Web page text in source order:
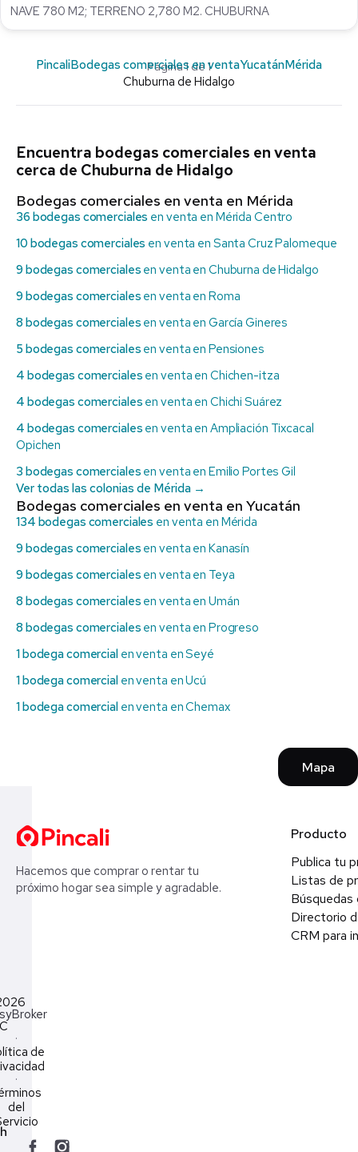
NAVE 780 M2; TERRENO 2,780 M2. CHUBURNA
Página 1 de 1
PincaliBodegas comerciales en ventaYucatánMérida
Chuburna de Hidalgo
Encuentra bodegas comerciales en venta
cerca de Chuburna de Hidalgo
Bodegas comerciales en venta en Mérida
36 bodegas comerciales en venta en Mérida Centro
10 bodegas comerciales en venta en Santa Cruz Palomeque
9 bodegas comerciales en venta en Chuburna de Hidalgo
9 bodegas comerciales en venta en Roma
8 bodegas comerciales en venta en García Gineres
5 bodegas comerciales en venta en Pensiones
4 bodegas comerciales en venta en Chichen-itza
4 bodegas comerciales en venta en Chichi Suárez
4 bodegas comerciales en venta en Ampliación Tixcacal
Opichen
3 bodegas comerciales en venta en Emilio Portes Gil
Ver todas las colonias de Mérida →
Bodegas comerciales en venta en Yucatán
134 bodegas comerciales en venta en Mérida
9 bodegas comerciales en venta en Kanasín
9 bodegas comerciales en venta en Teya
8 bodegas comerciales en venta en Umán
8 bodegas comerciales en venta en Progreso
1 bodega comercialen venta en Seyé
1 bodega comercialen venta en Ucú
1 bodega comercialen venta en Chemax
Mapa
Hacemos que comprar o rentar tu
próximo hogar sea simple y agradable.
Producto
Publica tu
Listas de
Búsquedas
Directorio
CRM para
·
de
·
del